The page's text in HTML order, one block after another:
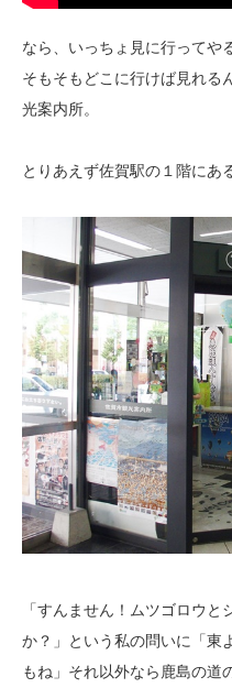
なら、いっちょ見に行ってや
そもそもどこに行けば見れる
光案内所。
とりあえず佐賀駅の１階にあ
「すんません！ムツゴロウ
か？」という私の問いに「東
もね」それ以外なら鹿島の道